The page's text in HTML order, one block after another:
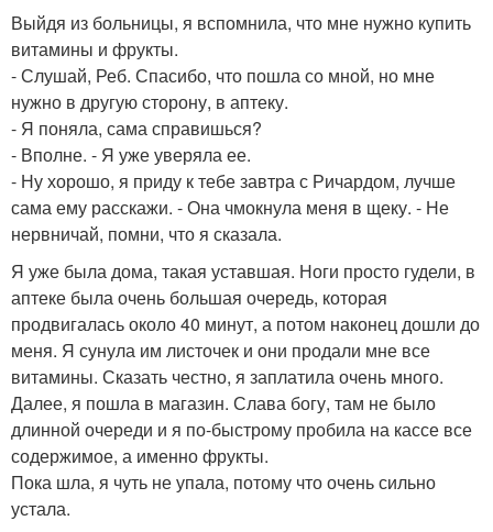
Выйдя из больницы, я вспомнила, что мне нужно купить
витамины и фрукты.
- Слушай, Реб. Спасибо, что пошла со мной, но мне
нужно в другую сторону, в аптеку.
- Я поняла, сама справишься?
- Вполне. - Я уже уверяла ее.
- Ну хорошо, я приду к тебе завтра с Ричардом, лучше
сама ему расскажи. - Она чмокнула меня в щеку. - Не
нервничай, помни, что я сказала.
Я уже была дома, такая уставшая. Ноги просто гудели, в
аптеке была очень большая очередь, которая
продвигалась около 40 минут, а потом наконец дошли до
меня. Я сунула им листочек и они продали мне все
витамины. Сказать честно, я заплатила очень много.
Далее, я пошла в магазин. Слава богу, там не было
длинной очереди и я по-быстрому пробила на кассе все
содержимое, а именно фрукты.
Пока шла, я чуть не упала, потому что очень сильно
устала.